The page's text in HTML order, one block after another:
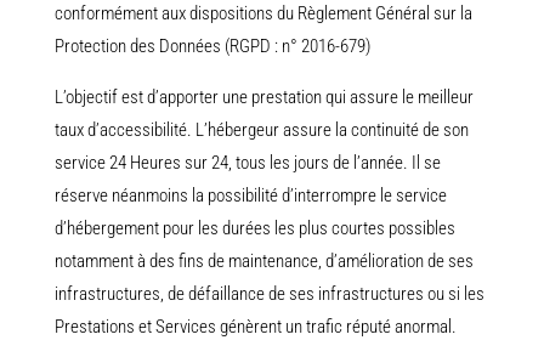
conformément aux dispositions du Règlement Général sur la
Protection des Données (RGPD : n° 2016-679)
L’objectif est d’apporter une prestation qui assure le meilleur
taux d’accessibilité. L’hébergeur assure la continuité de son
service 24 Heures sur 24, tous les jours de l’année. Il se
réserve néanmoins la possibilité d’interrompre le service
d’hébergement pour les durées les plus courtes possibles
notamment à des fins de maintenance, d’amélioration de ses
infrastructures, de défaillance de ses infrastructures ou si les
Prestations et Services génèrent un trafic réputé anormal.